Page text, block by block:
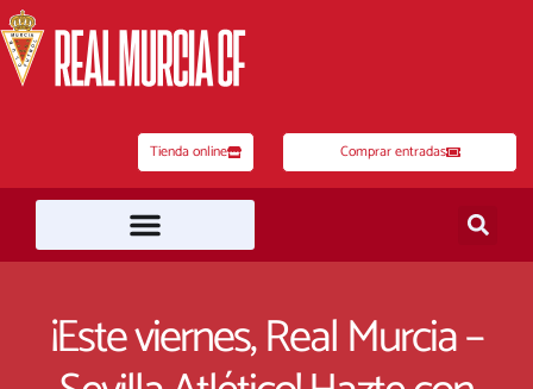
al
contenido
Tienda online Comprar entradas
¡Este viernes, Real Murcia –